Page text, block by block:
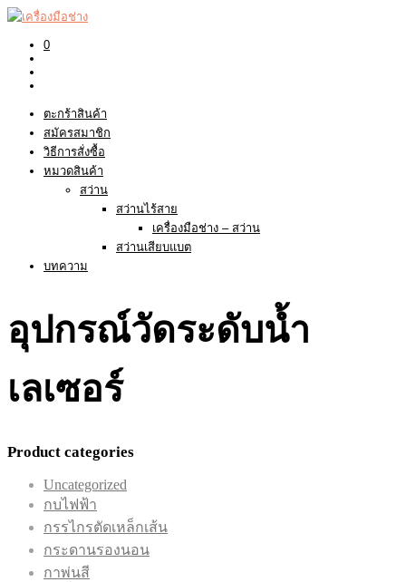
0
ตะกร้าสินค้า
สมัครสมาชิก
วิธีการสั่งซื้อ
หมวดสินค้า
สว่าน
สว่านไร้สาย
เครื่องมือช่าง – สว่าน
สว่านเสียบแบต
บทความ
อุปกรณ์วัดระดับน้ำ
เลเซอร์
Product categories
Uncategorized
กบไฟฟ้า
กรรไกรตัดเหล็กเส้น
กระดานรองนอน
กาพ่นสี